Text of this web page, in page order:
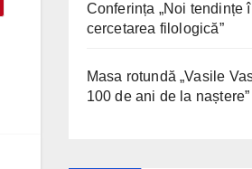
Conferința „Noi tendințe
cercetarea filologică”
Masa rotundă „Vasile
100 de ani de la naștere”